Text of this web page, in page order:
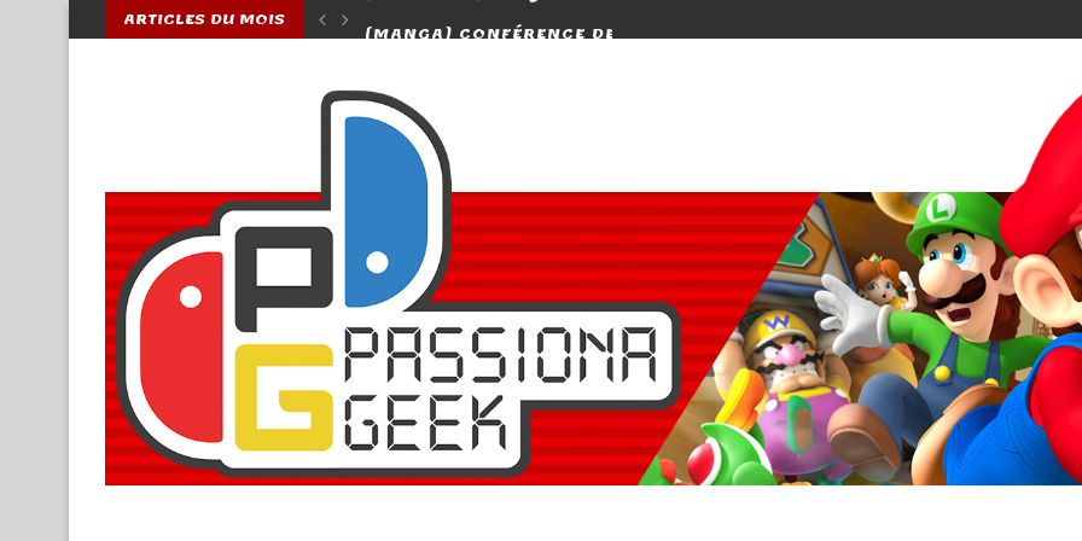
ARTICLES DU MOIS
NO JO, UN JAPONAIS EXPATRIÉ EN...[MANGA] CONFÉRENCE DE PRESSE ET AVIS SUR BLITZ... [UBUH N°18] DADDY